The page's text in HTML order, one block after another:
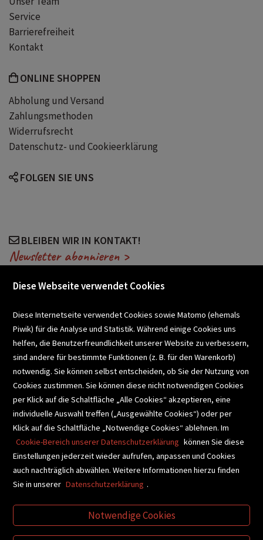
Service
Barrierefreiheit
Kontakt
ONLINE SHOPPEN
Abholung und Versand
Zahlungsmethoden
Widerrufsrecht
Datenschutz- und Cookieerklärung
FOLGEN SIE UNS
BLEIBEN WIR IN KONTAKT!
Newsletter abonnieren >
SCHULBUCHSERVICE
BUCHEMPFEHLUNGEN
BIBLIOTHEKSSERVICE
VIDEO-TIPPS
VERTRAG WIDERRUFEN
Diese Webseite verwendet Cookies
Diese Internetseite verwendet Cookies sowie Matomo (ehemals
Piwik) für die Analyse und Statistik. Während einige Cookies uns
helfen, die Benutzerfreundlichkeit unserer Website zu verbessern,
sind andere für bestimmte Funktionen (z. B. für den Warenkorb)
notwendig. Sie können selbst entscheiden, ob Sie der Nutzung von
Cookies zustimmen. Sie können diese nicht notwendigen Cookies
per Klick auf die Schaltfläche „Alle Cookies“ akzeptieren, eine
individuelle Auswahl treffen („Ausgewählte Cookies“) oder per
Klick auf die Schaltfläche „Notwendige Cookies“ ablehnen. Im
Cookie-Bereich unserer Datenschutzerklärung können Sie diese
Einstellungen jederzeit wieder aufrufen, anpassen und Cookies
auch nachträglich abwählen. Weitere Informationen hierzu finden
Sie in unserer Datenschutzerklärung .
Notwendige Cookies